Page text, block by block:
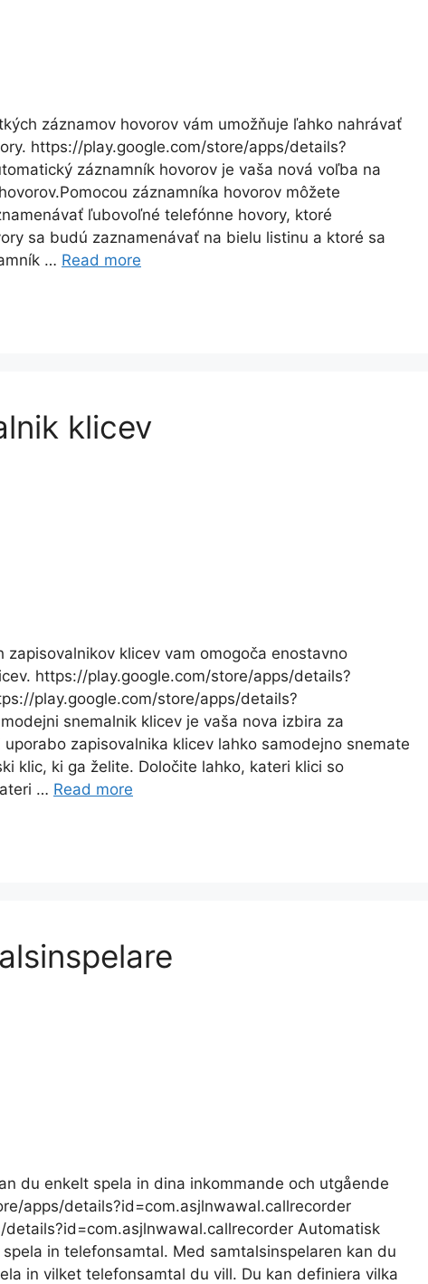
záznamov hovorov vám umožňuje ľahko nahrávať
https://play.google.com/store/apps/details?
záznamník hovorov je vaša nová voľba na
záznamníka hovorov môžete
ľubovoľné telefónne hovory, ktoré
sa budú zaznamenávať na bielu listinu a ktoré sa
… Read more
klicev
zapisovalnikov klicev vam omogoča enostavno
https://play.google.com/store/apps/details?
play.google.com/store/apps/details?
snemalnik klicev je vaša nova izbira za
zapisovalnika klicev lahko samodejno snemate
klic, ki ga želite. Določite lahko, kateri klici so
… Read more
du enkelt spela in dina inkommande och utgående
apps/details?id=com.asjlnwawal.callrecorder
Automatisk
in telefonsamtal. Med samtalsinspelaren kan du
in vilket telefonsamtal du vill. Du kan definiera vilka